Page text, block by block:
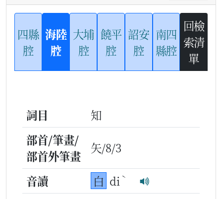
四縣
腔
海陸
腔
大埔
腔
饒平
腔
詔安
腔
南四
縣腔
回檢
索清
單
詞目
知
部首/筆畫/
部首外筆畫
矢/8/3
音讀 白 di ˋ